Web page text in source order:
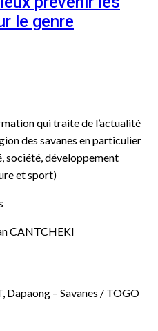
le genre
qui traite de l’actualité
des savanes en particulier
société, développement
et sport)
CANTCHEKI
Dapaong – Savanes / TOGO